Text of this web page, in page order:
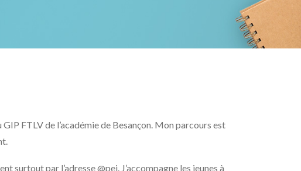
FTLV de l’académie de Besançon. Mon parcours est
par l’adresse @pei. J’accompagne les jeunes à